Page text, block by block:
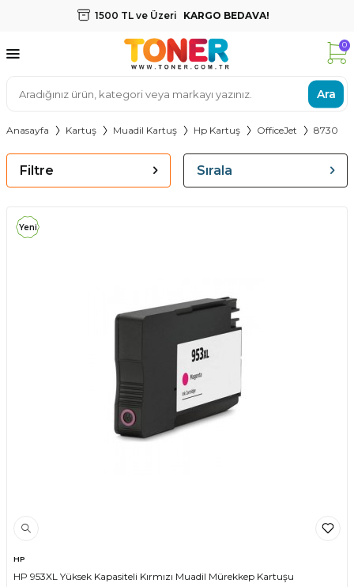
1500 TL ve Üzeri KARGO BEDAVA!
Ara
0
Anasayfa Kartuş Muadil Kartuş Hp Kartuş OfficeJet 8730
Filtre Sırala
Yeni
HP
HP 953XL Yüksek Kapasiteli Kırmızı Muadil Mürekkep Kartuşu